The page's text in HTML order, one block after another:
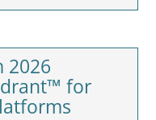
2026
for